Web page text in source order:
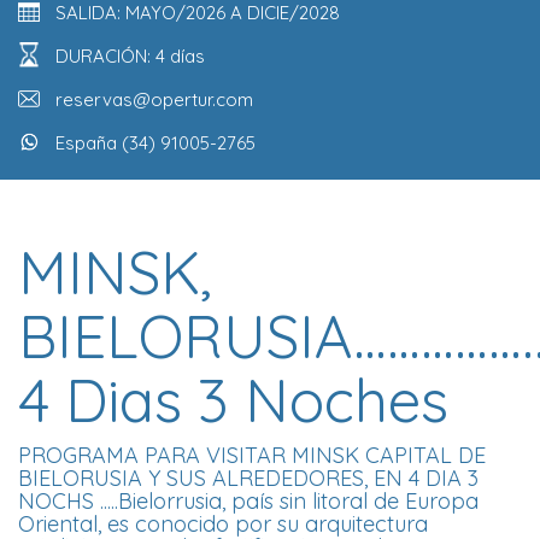
SALIDA: MAYO/2026 A DICIE/2028
DURACIÓN: 4 días
reservas@opertur.com
España (34) 91005-2765
MINSK,
4 Dias 3 Noches
PROGRAMA PARA VISITAR MINSK CAPITAL DE
BIELORUSIA Y SUS ALREDEDORES, EN 4 DIA 3
NOCHS .....Bielorrusia, país sin litoral de Europa
Oriental, es conocido por su arquitectura